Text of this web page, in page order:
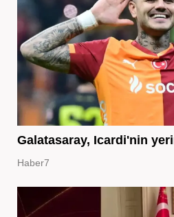
Galatasaray, Icardi'nin
Haber7